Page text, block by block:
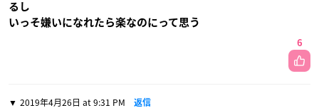
るし
いっそ嫌いになれたら楽なのにって思う
6
2019年4月26日 at 9:31 PM 返信